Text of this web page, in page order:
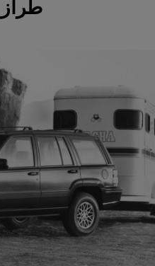
طراز 1993